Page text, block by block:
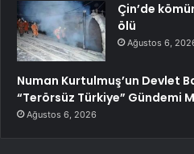
Çin’de
ölü
Ağustos 6,
Numan Kurtulmuş’un Devlet
“Terörsüz Türkiye” Gündemi
Ağustos 6, 2026